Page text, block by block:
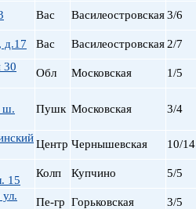
Вас Василеостровская3/6
д.17 Вас Василеостровская 2/7
30
Обл Московская 1/5
ш.
Пушк Московская 3/4
Центр Чернышевская 10/14
15
Колп Купчино 5/5
Пе-гр Горьковская 3/5